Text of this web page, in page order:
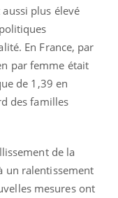
plus élevé
En France, par
par femme était
de 1,39 en
des familles
de la
un ralentissement
mesures ont